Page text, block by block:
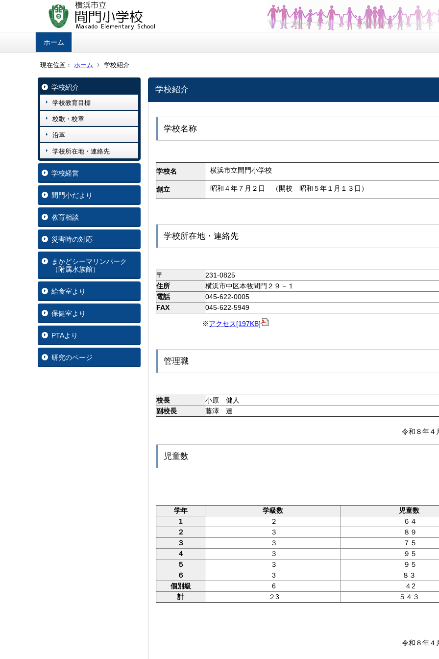
ホーム
現在位置： ホーム 学校紹介
学校紹介
学校教育目標
校歌・校章
沿革
学校所在地・連絡先
学校経営
間門小だより
教育相談
災害時の対応
まかどシーマリンパーク
（附属水族館）
給食室より
保健室より
PTAより
研究のページ
学校紹介
学校名称
学校名 横浜市立間門小学校
創立 昭和４年７月２日 （開校 昭和５年１月１３日）
学校所在地・連絡先
〒
231-0825
住所
横浜市中区本牧間門２９－１
電話
045-622-0005
FAX
045-622-5949
※アクセス[197KB]
管理職
校長
小原 健人
副校長
藤澤 達
令和８年４
児童数
学年 学級数
児童数
1
２
６４
２
３
８９
３
３
７５
４
３
９５
５
３
９５
６
3
８３
個別級
6
４2
計
２3 ５４３
令和８年４